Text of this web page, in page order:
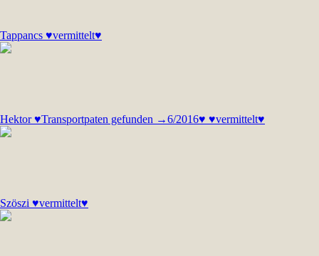
Tappancs ♥vermittelt♥
Hektor ♥Transportpaten gefunden →6/2016♥ ♥vermittelt♥
Szöszi ♥vermittelt♥